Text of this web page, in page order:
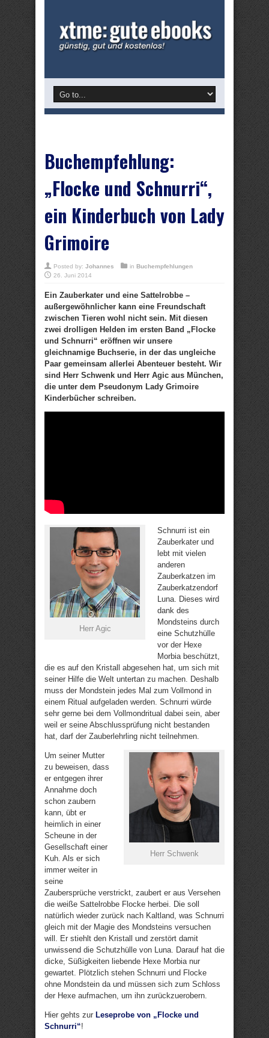
Buchempfehlung:
„Flocke und Schnurri“,
ein Kinderbuch von Lady
Grimoire
Posted by: Johannes in Buchempfehlungen
26. Juni 2014
Ein Zauberkater und eine Sattelrobbe –
außergewöhnlicher kann eine Freundschaft
zwischen Tieren wohl nicht sein. Mit diesen
zwei drolligen Helden im ersten Band „Flocke
und Schnurri“ eröffnen wir unsere
gleichnamige Buchserie, in der das ungleiche
Paar gemeinsam allerlei Abenteuer besteht. Wir
sind Herr Schwenk und Herr Agic aus München,
die unter dem Pseudonym Lady Grimoire
Kinderbücher schreiben.
Herr Agic
Schnurri ist ein
Zauberkater und
lebt mit vielen
anderen
Zauberkatzen im
Zauberkatzendorf
Luna. Dieses wird
dank des
Mondsteins durch
eine Schutzhülle
vor der Hexe
Morbia beschützt,
die es auf den Kristall abgesehen hat, um sich mit
seiner Hilfe die Welt untertan zu machen. Deshalb
muss der Mondstein jedes Mal zum Vollmond in
einem Ritual aufgeladen werden. Schnurri würde
sehr gerne bei dem Vollmondritual dabei sein, aber
weil er seine Abschlussprüfung nicht bestanden
hat, darf der Zauberlehrling nicht teilnehmen.
Herr Schwenk
Um seiner Mutter
zu beweisen, dass
er entgegen ihrer
Annahme doch
schon zaubern
kann, übt er
heimlich in einer
Scheune in der
Gesellschaft einer
Kuh. Als er sich
immer weiter in
seine
Zaubersprüche verstrickt, zaubert er aus Versehen
die weiße Sattelrobbe Flocke herbei. Die soll
natürlich wieder zurück nach Kaltland, was Schnurri
gleich mit der Magie des Mondsteins versuchen
will. Er stiehlt den Kristall und zerstört damit
unwissend die Schutzhülle von Luna. Darauf hat die
dicke, Süßigkeiten liebende Hexe Morbia nur
gewartet. Plötzlich stehen Schnurri und Flocke
ohne Mondstein da und müssen sich zum Schloss
der Hexe aufmachen, um ihn zurückzuerobern.
Hier gehts zur Leseprobe von „Flocke und
Schnurri“!